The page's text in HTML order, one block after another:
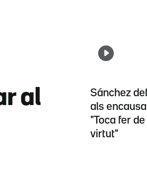
al
Sánchez
als
"Toca fer
virtut"